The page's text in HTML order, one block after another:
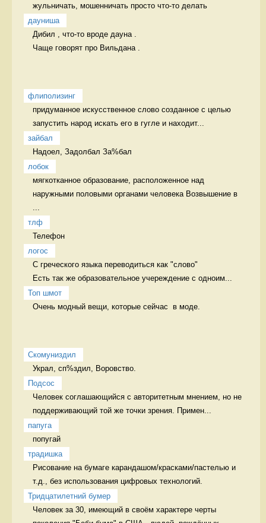
жульничать, мошенничать просто что-то делать
дауниша
Дибил , что-то вроде дауна .
Чаще говорят про Вильдана .
флиполизинг
придуманное искусственное слово созданное с целью
запустить народ искать его в гугле и находит...
зайбал
Надоел, Задолбал За%бал
лобок
мягкотканное образование, расположенное над
наружными половыми органами человека Возвышение в
тлф
Телефон
логос
С греческого языка переводиться как "слово"
Есть так же образовательное учереждение с одноим...
Топ шмот
Очень модный вещи, которые сейчас  в моде.
Скомуниздил
Украл, сп%здил, Воровство.
Подсос
Человек соглашающийся с авторитетным мнением, но не
поддерживающий той же точки зрения. Примен...
папуга
попугай
традишка
Рисование на бумаге карандашом/красками/пастелью и
т.д., без использования цифровых технологий.
Тридцатилетний бумер
Человек за 30, имеющий в своём характере черты